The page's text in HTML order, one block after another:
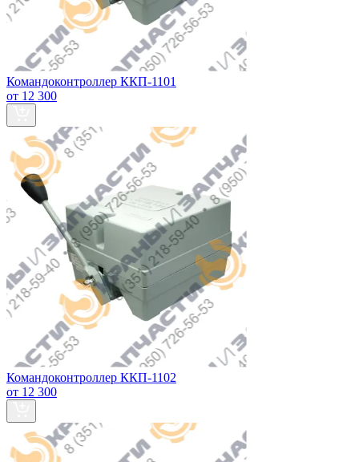
Командоконтроллер ККП-1101
от 12 300
Командоконтроллер ККП-1102
от 12 300